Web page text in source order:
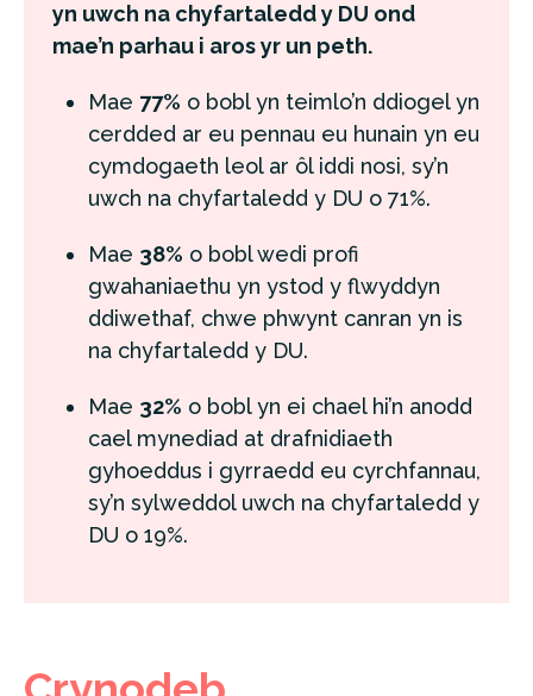
yn uwch na chyfartaledd y DU ond
mae’n parhau i aros yr un peth.
Mae 77% o bobl yn teimlo’n ddiogel yn
cerdded ar eu pennau eu hunain yn eu
cymdogaeth leol ar ôl iddi nosi, sy’n
uwch na chyfartaledd y DU o 71%.
Mae 38% o bobl wedi profi
gwahaniaethu yn ystod y flwyddyn
ddiwethaf, chwe phwynt canran yn is
na chyfartaledd y DU.
Mae 32% o bobl yn ei chael hi’n anodd
cael mynediad at drafnidiaeth
gyhoeddus i gyrraedd eu cyrchfannau,
sy’n sylweddol uwch na chyfartaledd y
DU o 19%.